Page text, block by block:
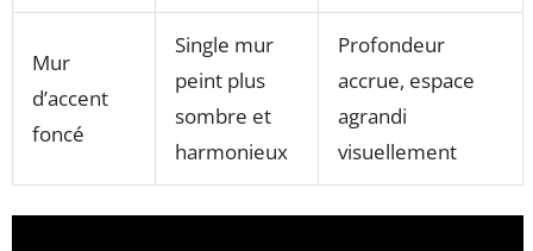
Mur
d’accent
foncé
Single mur
peint plus
sombre et
harmonieux
Profondeur
accrue, espace
agrandi
visuellement